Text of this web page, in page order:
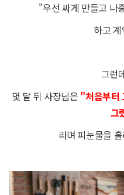
"우선 싸게 만들고 나
하고
그런
몇 달 뒤 사장님은 "처음부터
그
라며 피눈물을